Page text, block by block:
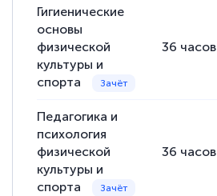
Гигиенические
основы
физической
культуры и
спорта
36 часов
Педагогика и
психология
физической
культуры и
спорта
36 часов